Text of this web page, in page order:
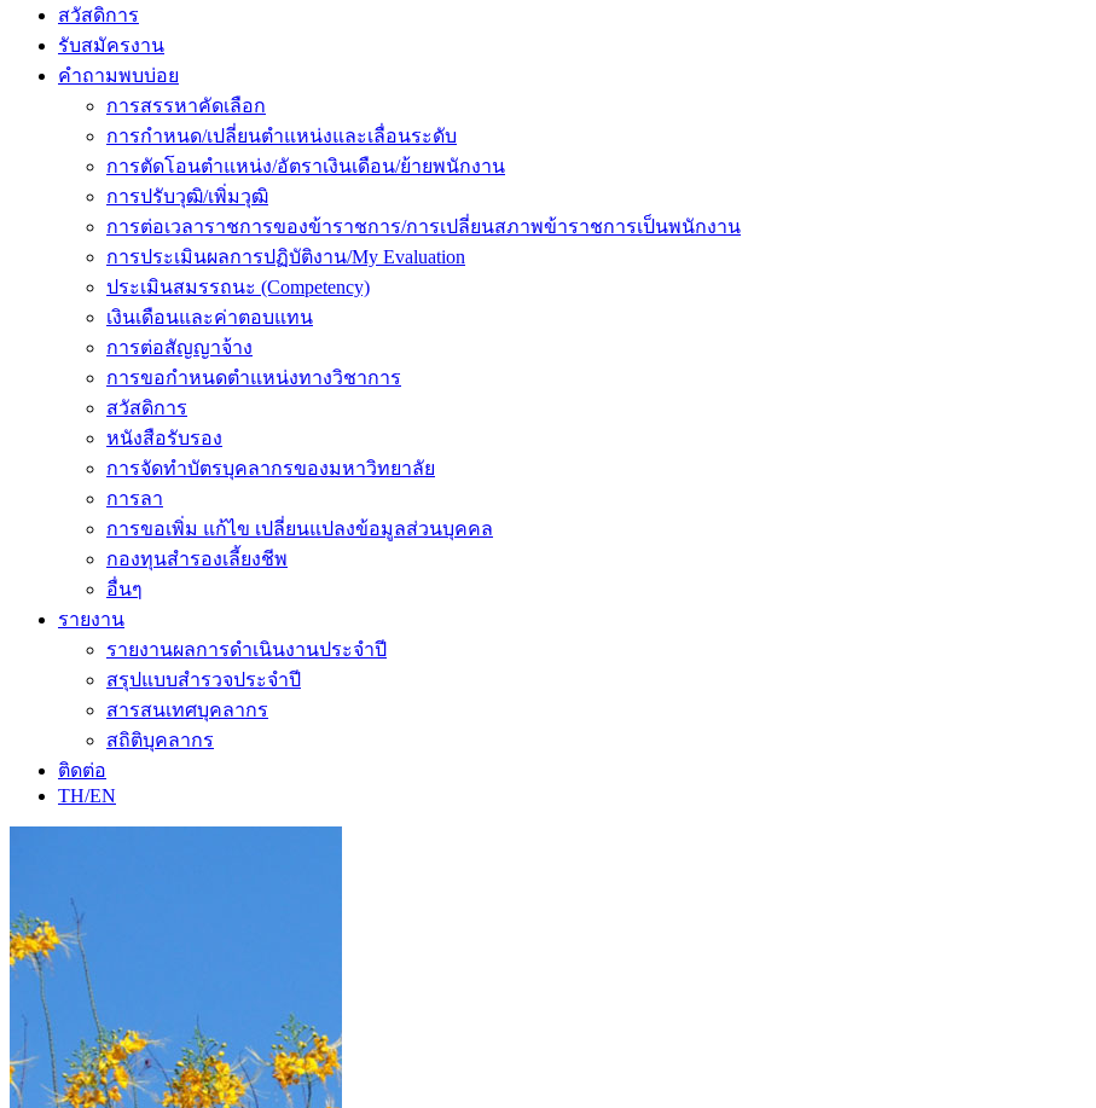
สวัสดิการ
รับสมัครงาน
คำถามพบบ่อย
การสรรหาคัดเลือก
การกำหนด/เปลี่ยนตำแหน่งและเลื่อนระดับ
การตัดโอนตำแหน่ง/อัตราเงินเดือน/ย้ายพนักงาน
การปรับวุฒิ/เพิ่มวุฒิ
การต่อเวลาราชการของข้าราชการ/การเปลี่ยนสภาพข้าราชการเป็นพนักงาน
การประเมินผลการปฏิบัติงาน/My Evaluation
ประเมินสมรรถนะ (Competency)
เงินเดือนและค่าตอบแทน
การต่อสัญญาจ้าง
การขอกำหนดตำแหน่งทางวิชาการ
สวัสดิการ
หนังสือรับรอง
การจัดทำบัตรบุคลากรของมหาวิทยาลัย
การลา
การขอเพิ่ม แก้ไข เปลี่ยนแปลงข้อมูลส่วนบุคคล
กองทุนสำรองเลี้ยงชีพ
อื่นๆ
รายงาน
รายงานผลการดำเนินงานประจำปี
สรุปแบบสำรวจประจำปี
สารสนเทศบุคลากร
สถิติบุคลากร
ติดต่อ
TH/EN